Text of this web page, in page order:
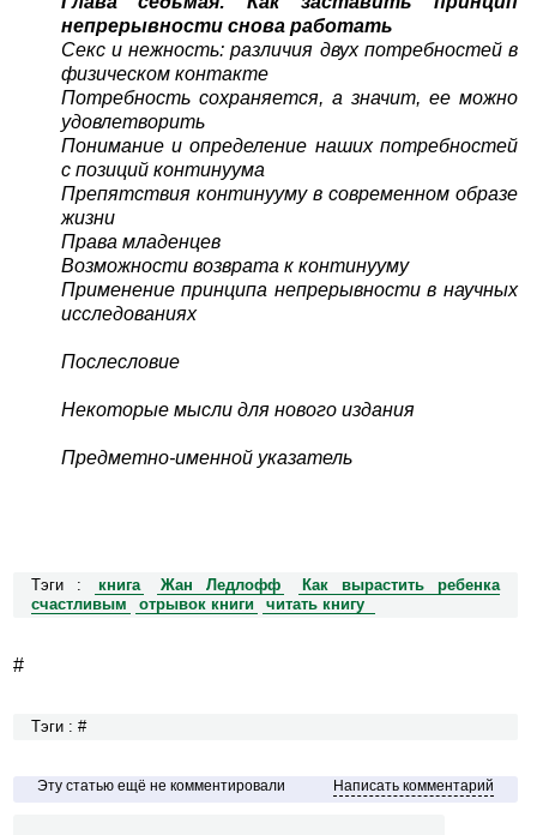
непрерывности снова работать
Секс и нежность: различия двух потребностей в
физическом контакте
Потребность сохраняется, а значит, ее можно
удовлетворить
Понимание и определение наших потребностей
с позиций континуума
Препятствия континууму в современном образе
жизни
Права младенцев
Возможности возврата к континууму
Применение принципа непрерывности в научных
исследованиях
Послесловие
Некоторые мысли для нового издания
Предметно-именной указатель
Тэги : книга Жан Ледлофф
Как вырастить ребенка
счастливым
отрывок книги читать книгу
#
Тэги : #
Эту статью ещё не комментировали Написать комментарий